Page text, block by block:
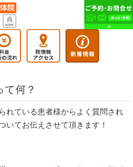
て何？
れている患者様からよく質問され
いてお伝えさせて頂きます！